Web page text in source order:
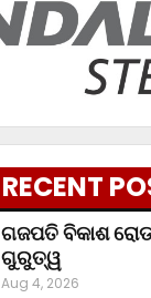
RECENT
ଗଜପତି ବିକାଶ
ଗୁରୁତ୍ୱ
Aug 4, 2026